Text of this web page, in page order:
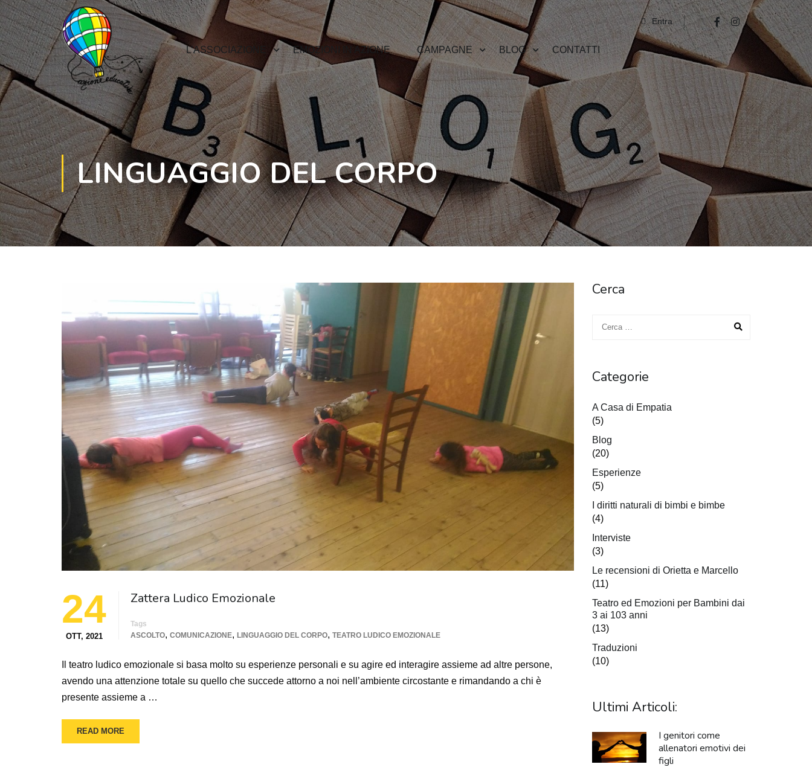
L’ASSOCIAZIONE EMOZIONI IN AZIONE CAMPAGNE BLOG CONTATTI
Entra
LINGUAGGIO DEL CORPO
24
OTT, 2021
Zattera Ludico Emozionale
Tags
ASCOLTO, COMUNICAZIONE, LINGUAGGIO DEL CORPO, TEATRO LUDICO EMOZIONALE
Il teatro ludico emozionale si basa molto su esperienze personali e su agire ed interagire assieme ad altre persone,
avendo una attenzione totale su quello che succede attorno a noi nell’ambiente circostante e rimandando a chi è
presente assieme a …
READ MORE
Cerca
Categorie
A Casa di Empatia
(5)
Blog
(20)
Esperienze
(5)
I diritti naturali di bimbi e bimbe
(4)
Interviste
(3)
Le recensioni di Orietta e Marcello
(11)
Teatro ed Emozioni per Bambini dai
3 ai 103 anni
(13)
Traduzioni
(10)
Ultimi Articoli:
I genitori come
allenatori emotivi dei
figli